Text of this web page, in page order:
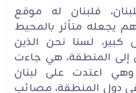
فلبنان له موقع
يجعله متأثر بالمحيط
كبير، لسنا نحن الذين
إلى المنطقة، هي جاءت
اعتدت على لبنان
دول المنطقة، مصائب